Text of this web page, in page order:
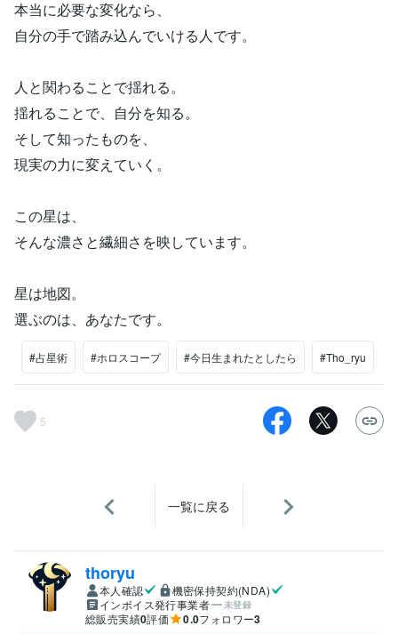
本当に必要な変化なら、
自分の手で踏み込んでいける人です。
人と関わることで揺れる。
揺れることで、自分を知る。
そして知ったものを、
現実の力に変えていく。
この星は、
そんな濃さと繊細さを映しています。
星は地図。
選ぶのは、あなたです。
#占星術 #ホロスコープ #今日生まれたとしたら #Tho_ryu
5
一覧に戻る
thoryu
本人確認
機密保持契約(NDA)
インボイス発行事業者
未登録
総販売実績0評価 0.0フォロワー3